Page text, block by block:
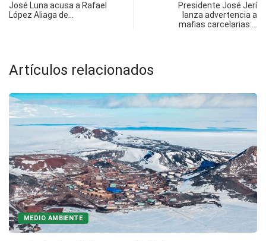
José Luna acusa a Rafael
López Aliaga de…
Presidente José Jerí
lanza advertencia a
mafias carcelarias:…
Artículos relacionados
MEDIO AMBIENTE